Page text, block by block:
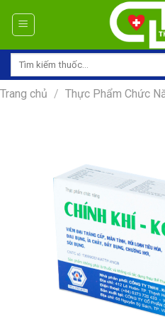
Tìm
Trang chủ / Thực Phẩm Chức